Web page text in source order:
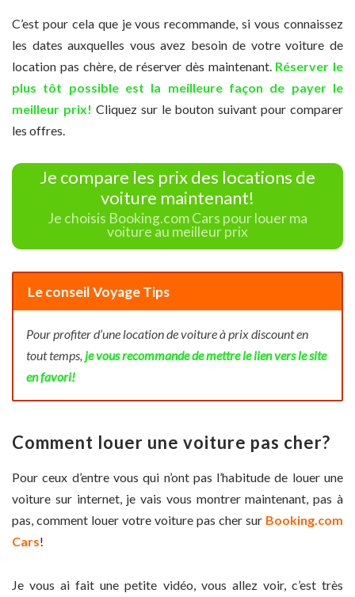
C’est pour cela que je vous recommande, si vous connaissez
les dates auxquelles vous avez besoin de votre voiture de
location pas chère, de réserver dès maintenant. Réserver le
plus tôt possible est la meilleurefaçon de payer le
meilleur prix! Cliquez sur le bouton suivant pour comparer
les offres.
Je compare les prix des locations de
voiture maintenant!
Je choisis Booking.com Cars pour louer ma
voiture au meilleur prix
Le conseil Voyage Tips
Pour profiter d’une location de voiture à prix discount en
tout temps, je vous recommande de mettre le lien vers le site
en favori!
Comment louer une voiture pas cher?
Pour ceux d’entre vous qui n’ont pas l’habitude de louer une
voiture sur internet, je vais vous montrer maintenant, pas à
pas, comment louer votre voiture pas cher sur Booking.com
Cars!
Je vous ai fait une petite vidéo, vous allez voir, c’est très